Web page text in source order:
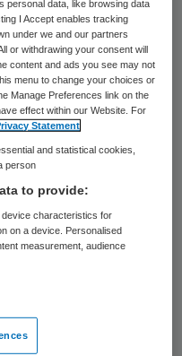
zijn sinds
uit het
Dat meldt de
vinden, aldus
zijn in
te
en Vechtstreek
vervullen, aldus
personal data, like browsing data
I Accept enables tracking
under we and our partners
or withdrawing your consent will
content and ads you see may not
menu to change your choices or
Manage Preferences link on the
effect within our Website. For
Statement
and statistical cookies,
person
to provide:
characteristics for
on a device. Personalised
measurement, audience